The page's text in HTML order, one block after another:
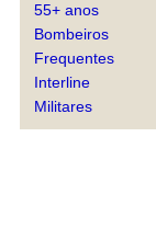
55+ anos
Bombeiros
Frequentes
Interline
Militares